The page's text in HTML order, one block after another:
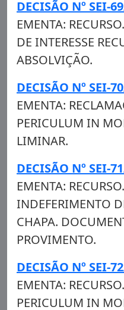
DECISÃO Nº SEI-
EMENTA:
DE INTERESSE
ABSOLVIÇÃO.
DECISÃO Nº SEI-
EMENTA:
PERICULUM IN
LIMINAR.
DECISÃO Nº SEI-
EMENTA:
INDEFERIMENTO
CHAPA.
PROVIMENTO.
DECISÃO Nº SEI-
EMENTA:
PERICULUM IN